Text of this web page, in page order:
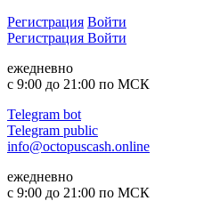
Регистрация Войти
Регистрация Войти
ежедневно
с 9:00 до 21:00 по МСК
Telegram bot
Telegram public
info@octopuscash.online
ежедневно
с 9:00 до 21:00 по МСК